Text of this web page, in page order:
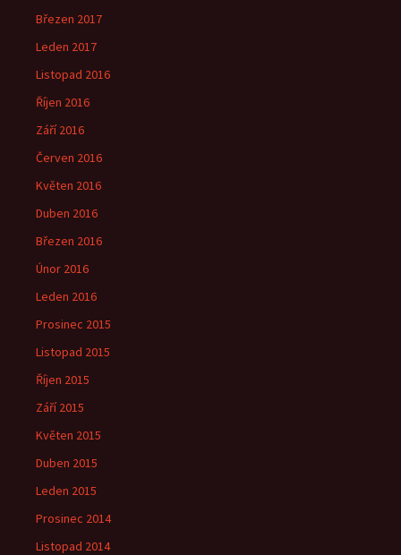
Březen 2017
Leden 2017
Listopad 2016
Říjen 2016
Září 2016
Červen 2016
Květen 2016
Duben 2016
Březen 2016
Únor 2016
Leden 2016
Prosinec 2015
Listopad 2015
Říjen 2015
Září 2015
Květen 2015
Duben 2015
Leden 2015
Prosinec 2014
Listopad 2014